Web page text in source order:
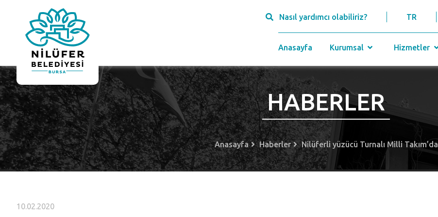
Nasıl yardımcı olabiliriz? TR
Anasayfa Kurumsal Hizmetler
HABERLER
Anasayfa Haberler Nilüferli yüzücü Turnalı Milli Takım’da
10.02.2020